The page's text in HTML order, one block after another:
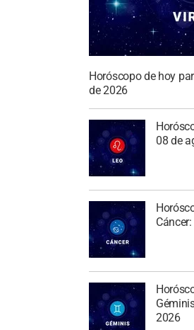
Horóscopo de hoy
de 2026
08 de
2026